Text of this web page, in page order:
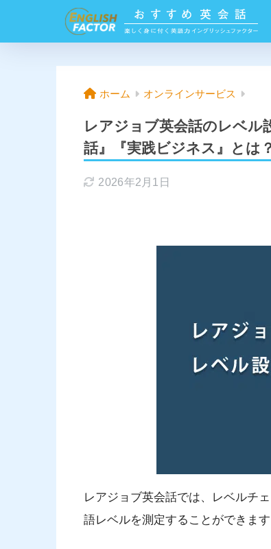
ホーム オンラインサービス
レアジョブ英会話のレベル
話』『実践ビジネス』とは？
2026年2月1日
レアジョブ英会話では、レベルチ
語レベルを測定することができます